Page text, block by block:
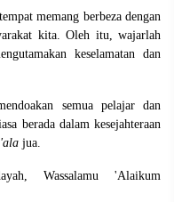
memang berbeza dengan
kita. Oleh itu, wajarlah
keselamatan dan
semua pelajar dan
berada dalam kesejahteraan
jua.
Wassalamu 'Alaikum